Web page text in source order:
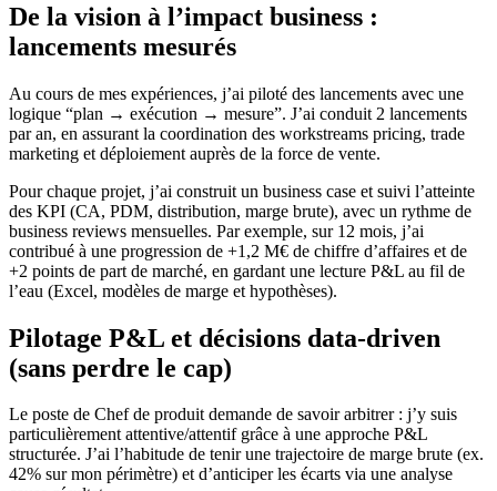
De la vision à l’impact business :
lancements mesurés
Au cours de mes expériences, j’ai piloté des lancements avec une
logique “plan → exécution → mesure”. J’ai conduit 2 lancements
par an, en assurant la coordination des workstreams pricing, trade
marketing et déploiement auprès de la force de vente.
Pour chaque projet, j’ai construit un business case et suivi l’atteinte
des KPI (CA, PDM, distribution, marge brute), avec un rythme de
business reviews mensuelles. Par exemple, sur 12 mois, j’ai
contribué à une progression de +1,2 M€ de chiffre d’affaires et de
+2 points de part de marché, en gardant une lecture P&L au fil de
l’eau (Excel, modèles de marge et hypothèses).
Pilotage P&L et décisions data-driven
(sans perdre le cap)
Le poste de Chef de produit demande de savoir arbitrer : j’y suis
particulièrement attentive/attentif grâce à une approche P&L
structurée. J’ai l’habitude de tenir une trajectoire de marge brute (ex.
42% sur mon périmètre) et d’anticiper les écarts via une analyse